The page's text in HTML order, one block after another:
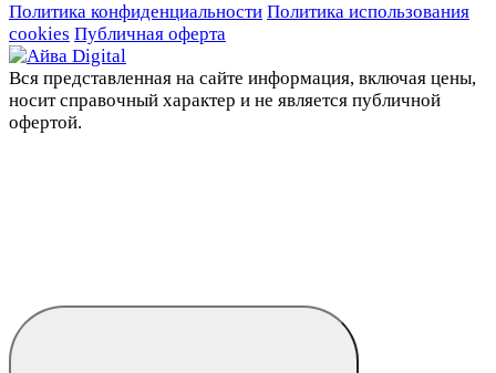
Политика конфиденциальности Политика использования
cookies Публичная оферта
Вся представленная на сайте информация, включая цены,
носит справочный характер и не является публичной
офертой.